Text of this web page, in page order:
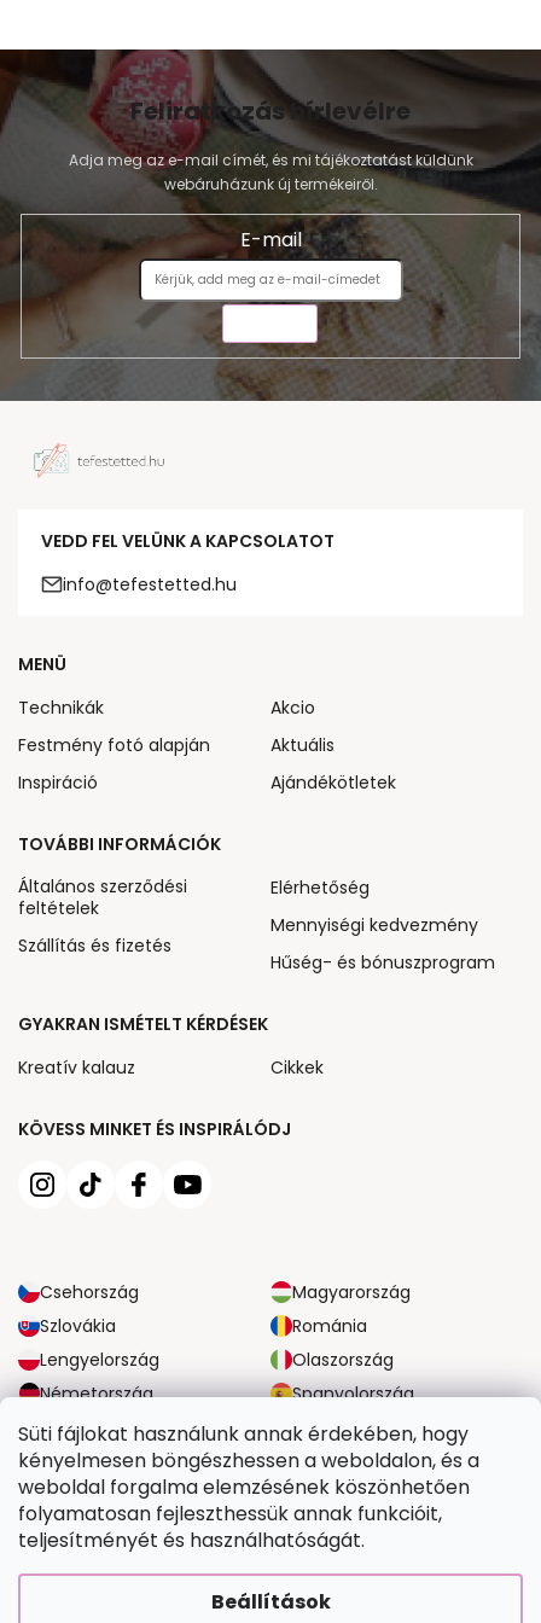
Süti fájlokat használunk annak érdekében, hogy
kényelmesen böngészhessen a weboldalon, és a
weboldal forgalma elemzésének köszönhetően
folyamatosan fejleszthessük annak funkcióit,
teljesítményét és használhatóságát.
Beállítások
Feliratkozás hírlevélre
Adja meg az e-mail címét, és mi tájékoztatást küldünk
webáruházunk új termékeiről.
E-mail
VEDD FEL VELÜNK A KAPCSOLATOT
info@tefestetted.hu
KÖVESS MINKET ÉS INSPIRÁLÓDJ
Csehország
Magyarország
Szlovákia
Románia
Lengyelország
Olaszország
Németország
Spanyolország
Nagy-Britannia
Ausztria
MENÜ
Technikák
Festmény fotó alapján
Inspiráció
Akcio
Aktuális
Ajándékötletek
TOVÁBBI INFORMÁCIÓK
Általános szerződési
feltételek
Szállítás és fizetés
Elérhetőség
Mennyiségi kedvezmény
Hűség- és bónuszprogram
GYAKRAN ISMÉTELT KÉRDÉSEK
Kreatív kalauz
Cikkek
MEGBÍZHATÓ SZÁLLÍTÁSI LEHETŐSÉGEK
BIZTONSÁGOS FIZETÉSI LEHETŐSÉGEK